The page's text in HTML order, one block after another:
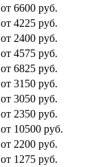
от 6600 руб.
от 4225 руб.
от 2400 руб.
от 4575 руб.
от 6825 руб.
от 3150 руб.
от 3050 руб.
от 2350 руб.
от 10500 руб.
от 2200 руб.
от 1275 руб.